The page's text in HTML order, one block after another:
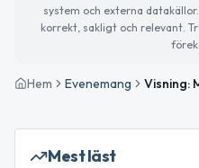
system och externa
korrekt, sakligt och relevant.
Hem Evenemang
Mest läst